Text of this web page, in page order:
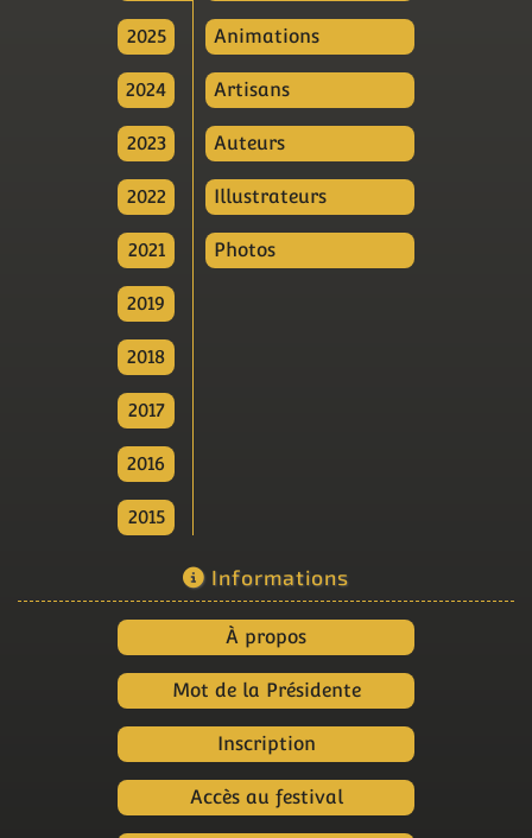
2025
2024
2023
2022
2021
2019
2018
2017
2016
2015
Animations
Artisans
Auteurs
Illustrateurs
Photos
Informations
À propos
Mot de la Présidente
Inscription
Accès au festival